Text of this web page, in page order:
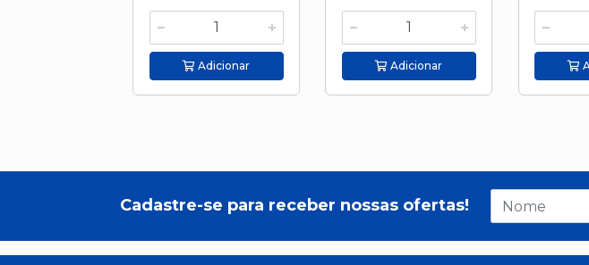
Adicionar Adicionar
Cadastre-se para receber nossas ofertas!